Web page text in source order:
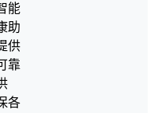
能
助
供
靠
各